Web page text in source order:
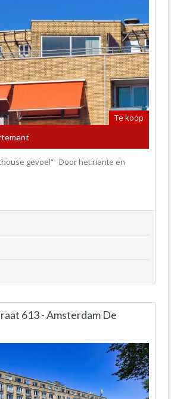
Te koop
gevoel” Door het riante en
613 - Amsterdam De